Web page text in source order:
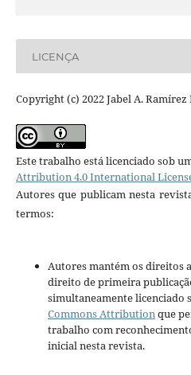
LICENÇA
Copyright (c) 2022 Jabel A.
Este trabalho está licenciado sob
Attribution 4.0 International
Autores que publicam nesta
termos:
Autores mantém os direitos
direito de primeira
simultaneamente licenciado
Commons Attributionque
trabalho com
inicial nesta revista.